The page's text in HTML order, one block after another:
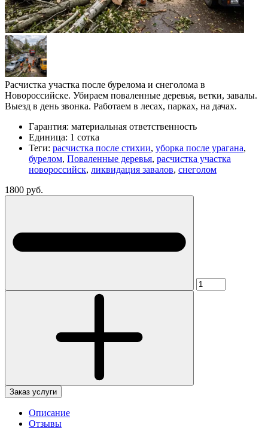
Расчистка участка после бурелома и снеголома в
Новороссийске. Убираем поваленные деревья, ветки, завалы.
Выезд в день звонка. Работаем в лесах, парках, на дачах.
Гарантия: материальная ответственность
Единица: 1 сотка
Теги: расчистка после стихии, уборка после урагана,
бурелом, Поваленные деревья, расчистка участка
новороссийск, ликвидация завалов, снеголом
1800 руб.
Заказ услуги
Описание
Отзывы